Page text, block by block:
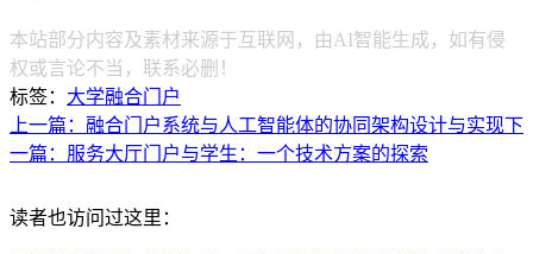
本站部分内容及素材来源于互联网，由AI智能生成，如有侵
权或言论不当，联系必删！
标签： 大学融合门户
上一篇：融合门户系统与人工智能体的协同架构设计与实现下
一篇：服务大厅门户与学生：一个技术方案的探索
读者也访问过这里：